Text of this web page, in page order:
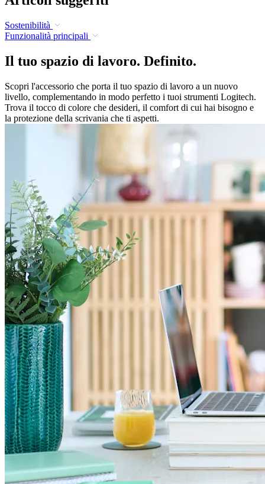
Sostenibilità
Funzionalità principali
Il tuo spazio di lavoro. Definito.
Scopri l'accessorio che porta il tuo spazio di lavoro a un nuovo
livello, complementando in modo perfetto i tuoi strumenti Logitech.
Trova il tocco di colore che desideri, il comfort di cui hai bisogno e
la protezione della scrivania che ti aspetti.